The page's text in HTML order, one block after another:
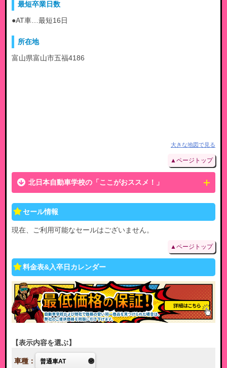
最短卒業日数
●AT車…最短16日
所在地
富山県富山市五福4186
大きな地図で見る
▲ページトップ
北日本自動車学校の「ここがおススメ！」
セール情報
現在、ご利用可能なセールはございません。
▲ページトップ
料金表&入卒日カレンダー
表示内容を選ぶ
車種：